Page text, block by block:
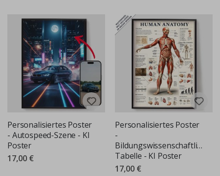
Personalisiertes Poster
- Autospeed-Szene - KI
Poster
17,00 €
Personalisiertes Poster
-
Bildungswissenschaftliche
Tabelle - KI Poster
17,00 €